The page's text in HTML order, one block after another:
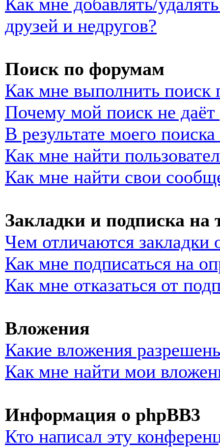
друзей и недругов?
Поиск по форумам
Как мне выполнить
Почему мой поиск не даёт
В результате моего
Как мне найти
Как мне найти свои
Закладки и подписка на
Чем отличаются закладки
Как мне подписаться на
Как мне отказаться от
Вложения
Какие вложения
Как мне найти мои
Информация о phpBB3
Кто написал эту